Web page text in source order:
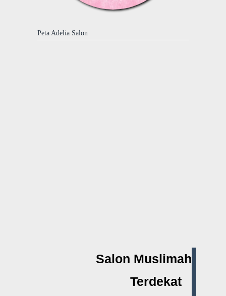
Peta Adelia Salon
Salon Muslimah
Terdekat